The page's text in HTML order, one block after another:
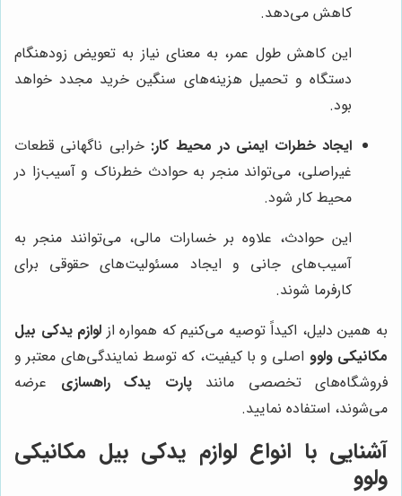
کاهش می‌دهد.
این کاهش طول عمر، به معنای نیاز به تعویض زودهنگام
دستگاه و تحمیل هزینه‌های سنگین خرید مجدد خواهد
بود.
ایجاد خطرات ایمنی در محیط کار: خرابی ناگهانی قطعات
غیراصلی، می‌تواند منجر به حوادث خطرناک و آسیب‌زا در
محیط کار شود.
این حوادث، علاوه بر خسارات مالی، می‌توانند منجر به
آسیب‌های جانی و ایجاد مسئولیت‌های حقوقی برای
کارفرما شوند.
به همین دلیل، اکیداً توصیه می‌کنیم که همواره از لوازم یدکی بیل
مکانیکی ولوو اصلی و با کیفیت، که توسط نمایندگی‌های معتبر و
فروشگاه‌های تخصصی مانندپارت یدک راهسازی عرضه
می‌شوند، استفاده نمایید.
آشنایی با انواع لوازم یدکی بیل مکانیکی
ولوو